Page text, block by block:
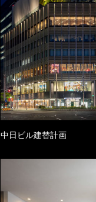
中日ビル建替計画